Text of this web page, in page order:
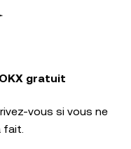
gratuit
vous si vous ne
fait.